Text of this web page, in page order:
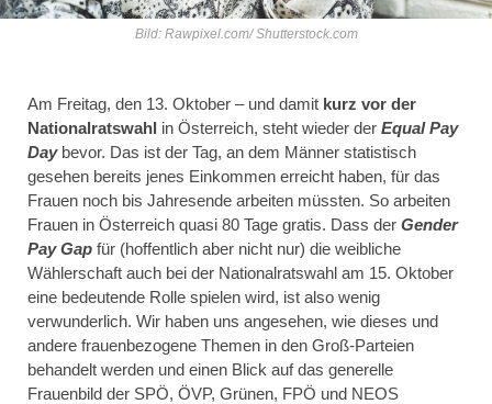
Bild: Rawpixel.com/ Shutterstock.com
Am Freitag, den 13. Oktober – und damit kurz vor der
Nationalratswahl in Österreich, steht wieder der Equal Pay
Day bevor. Das ist der Tag, an dem Männer statistisch
gesehen bereits jenes Einkommen erreicht haben, für das
Frauen noch bis Jahresende arbeiten müssten. So arbeiten
Frauen in Österreich quasi 80 Tage gratis. Dass der Gender
Pay Gap für (hoffentlich aber nicht nur) die weibliche
Wählerschaft auch bei der Nationalratswahl am 15. Oktober
eine bedeutende Rolle spielen wird, ist also wenig
verwunderlich. Wir haben uns angesehen, wie dieses und
andere frauenbezogene Themen in den Groß-Parteien
behandelt werden und einen Blick auf das generelle
Frauenbild der SPÖ, ÖVP, Grünen, FPÖ und NEOS